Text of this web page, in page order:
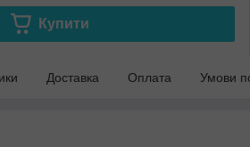
Купити
Доставка Оплата Умови